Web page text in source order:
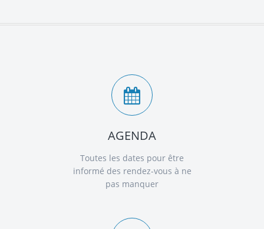
AGENDA
Toutes les dates pour être
informé des rendez-vous à ne
pas manquer